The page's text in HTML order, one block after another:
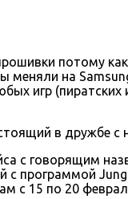
потому
меняли на
игр
в дружбе с
с говорящим
с программой
15 по 20